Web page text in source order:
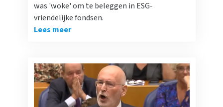
was 'woke' om te beleggen in ESG-
vriendelijke fondsen.
Lees meer